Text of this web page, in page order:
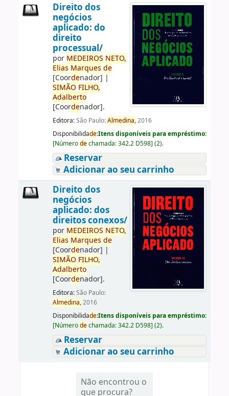
Direito dos
negócios
aplicado: do
direito
processual/
por MEDEIROS NETO,
Elias Marques de
[Coordenador] |
SIMÃO FILHO,
Adalberto
[Coordenador].
Editora:São Paulo:Almedina,2016
Disponibilidade:Itens disponíveis para empréstimo:
[Númerodechamada:342.2 D598] (2).
Reservar
Adicionar ao seu carrinho
Direito dos
negócios
aplicado: dos
direitos conexos/
por MEDEIROS NETO,
Elias Marques de
[Coordenador] |
SIMÃO FILHO,
Adalberto
[Coordenador].
Editora:São Paulo:
Almedina,2016
Disponibilidade:Itens disponíveis para empréstimo:
[Númerodechamada:342.2 D598] (2).
Reservar
Adicionar ao seu carrinho
Não encontrou o
que procura?